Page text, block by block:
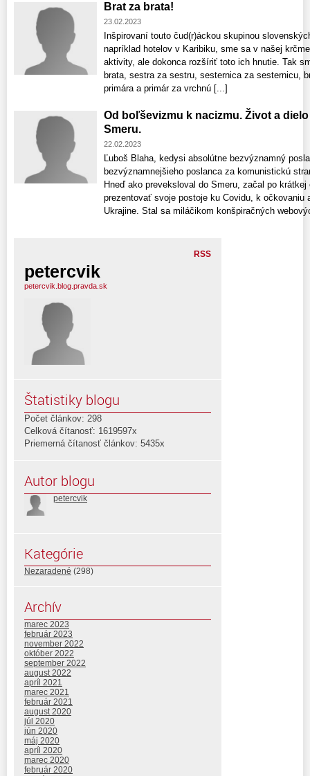
Brat za brata!
23.02.2023
Inšpirovaní touto čud(r)áckou skupinou
napríklad hotelov v Karibiku, sme sa v našej
aktivity, ale dokonca rozšíriť toto ich hnutie. Tak
brata, sestra za sestru, sesternica za sesternicu,
primára a primár za vrchnú [...]
Od boľševizmu k nacizmu. Život a
Smeru.
22.02.2023
Ľuboš Blaha, kedysi absolútne bezvýznamný
bezvýznamnejšieho poslanca za komunistickú
Hneď ako preveksloval do Smeru, začal po
prezentovať svoje postoje ku Covidu, k očkovaniu
Ukrajine. Stal sa miláčikom konšpiračných
RSS
petercvik
petercvik.blog.pravda.sk
Štatistiky blogu
Počet článkov: 298
Celková čítanosť: 1619597x
Priemerná čítanosť článkov: 5435x
Autor blogu
petercvik
Kategórie
Nezaradené (298)
Archív
marec 2023
február 2023
november 2022
október 2022
september 2022
august 2022
apríl 2021
marec 2021
február 2021
august 2020
júl 2020
jún 2020
máj 2020
apríl 2020
marec 2020
február 2020